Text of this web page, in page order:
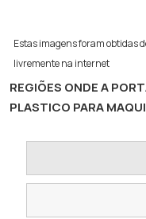
Estas imagens foram obtidas
livremente na internet
REGIÕES ONDE A
PLASTICO PARA